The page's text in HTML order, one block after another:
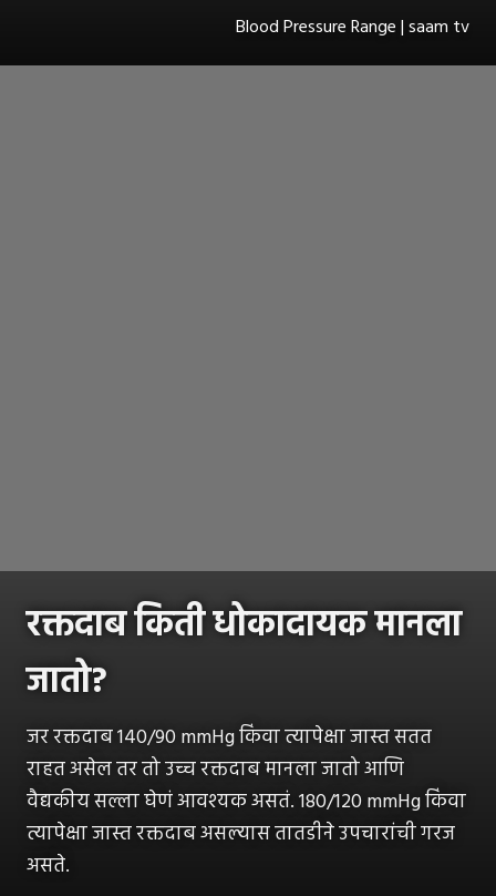
Blood Pressure Range | saam tv
रक्तदाब किती धोकादायक मानला
जातो?
जर रक्तदाब 140/90 mmHg किंवा त्यापेक्षा जास्त सतत
राहत असेल तर तो उच्च रक्तदाब मानला जातो आणि
वैद्यकीय सल्ला घेणं आवश्यक असतं. 180/120 mmHg किंवा
त्यापेक्षा जास्त रक्तदाब असल्यास तातडीने उपचारांची गरज
असते.